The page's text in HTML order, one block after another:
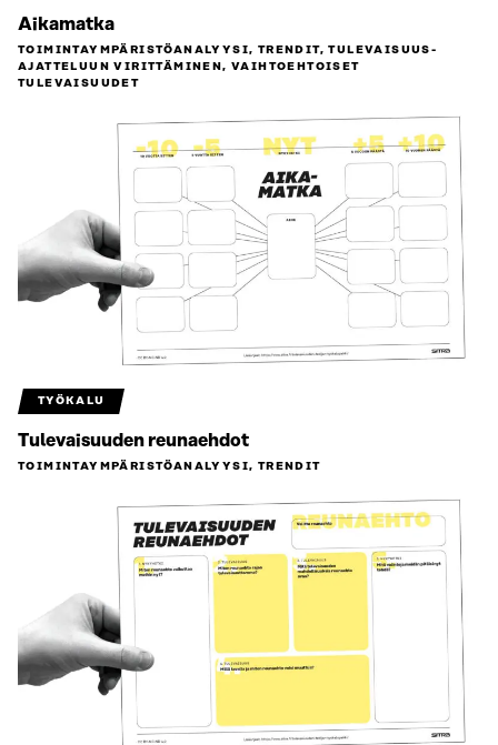
Aikamatka
TOIMINTAYMPÄRISTÖ­ANALYYSI, TRENDIT, TULEVAISUUS­
AJATTELUUN VIRITTÄMINEN, VAIHTOEHTOISET
TULEVAISUUDET
TYÖKALU
Tulevaisuuden reunaehdot
TOIMINTAYMPÄRISTÖ­ANALYYSI, TRENDIT